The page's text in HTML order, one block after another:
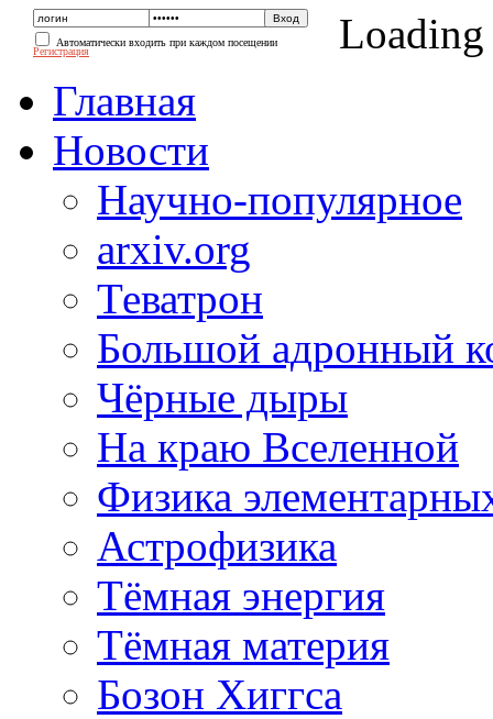
Автоматически входить при каждом посещении
Регистрация
Loading
Главная
Новости
Научно-популярное
arxiv.org
Теватрон
Большой адронный
Чёрные дыры
На краю Вселенной
Физика
Астрофизика
Тёмная энергия
Тёмная материя
Бозон Хиггса